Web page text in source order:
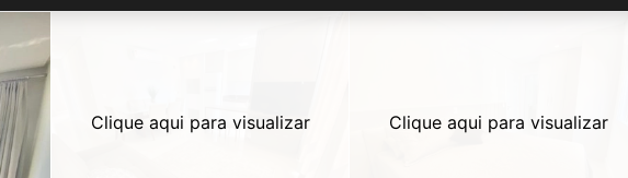
Clique aqui para visualizar Clique aqui para visualizar